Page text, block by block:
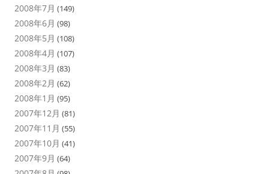
2008年7月 (149)
2008年6月 (98)
2008年5月 (108)
2008年4月 (107)
2008年3月 (83)
2008年2月 (62)
2008年1月 (95)
2007年12月 (81)
2007年11月 (55)
2007年10月 (41)
2007年9月 (64)